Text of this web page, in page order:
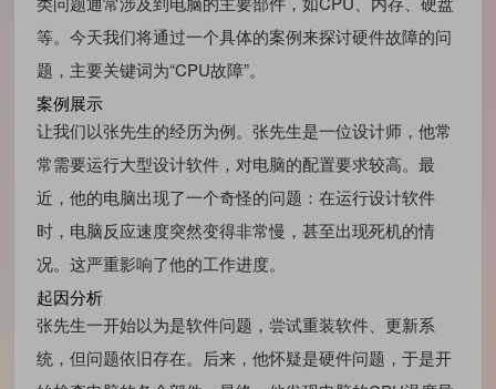
等。今天我们将通过一个具体的案例来探讨硬件故障的问
题，主要关键词为“CPU故障”。
案例展示
让我们以张先生的经历为例。张先生是一位设计师，他常
常需要运行大型设计软件，对电脑的配置要求较高。最
近，他的电脑出现了一个奇怪的问题：在运行设计软件
时，电脑反应速度突然变得非常慢，甚至出现死机的情
况。这严重影响了他的工作进度。
起因分析
张先生一开始以为是软件问题，尝试重装软件、更新系
统，但问题依旧存在。后来，他怀疑是硬件问题，于是开